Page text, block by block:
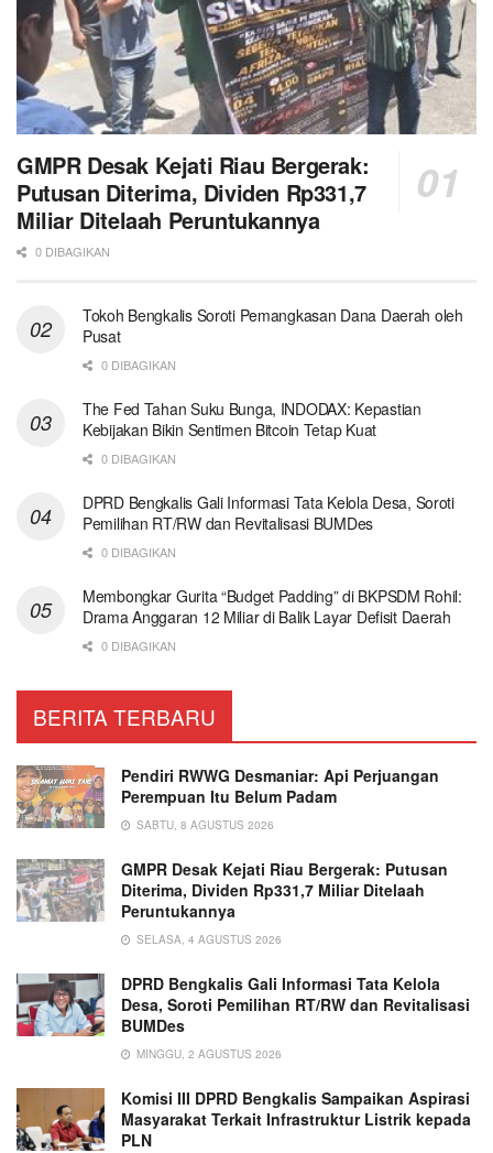
GMPR Desak Kejati Riau Bergerak:
Putusan Diterima, Dividen Rp331,7
Miliar Ditelaah Peruntukannya
0 DIBAGIKAN
Tokoh Bengkalis Soroti Pemangkasan Dana Daerah oleh
Pusat
0 DIBAGIKAN
The Fed Tahan Suku Bunga, INDODAX: Kepastian
Kebijakan Bikin Sentimen Bitcoin Tetap Kuat
0 DIBAGIKAN
DPRD Bengkalis Gali Informasi Tata Kelola Desa, Soroti
Pemilihan RT/RW dan Revitalisasi BUMDes
0 DIBAGIKAN
Membongkar Gurita “Budget Padding” di BKPSDM Rohil:
Drama Anggaran 12 Miliar di Balik Layar Defisit Daerah
0 DIBAGIKAN
BERITA TERBARU
Pendiri RWWG Desmaniar: Api Perjuangan
Perempuan Itu Belum Padam
SABTU, 8 AGUSTUS 2026
GMPR Desak Kejati Riau Bergerak: Putusan
Diterima, Dividen Rp331,7 Miliar Ditelaah
Peruntukannya
SELASA, 4 AGUSTUS 2026
DPRD Bengkalis Gali Informasi Tata Kelola
Desa, Soroti Pemilihan RT/RW dan Revitalisasi
BUMDes
MINGGU, 2 AGUSTUS 2026
Komisi III DPRD Bengkalis Sampaikan Aspirasi
Masyarakat Terkait Infrastruktur Listrik kepada
PLN